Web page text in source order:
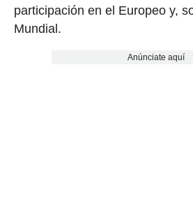
participación en el Europeo y,
Mundial.
Anúnciate aquí